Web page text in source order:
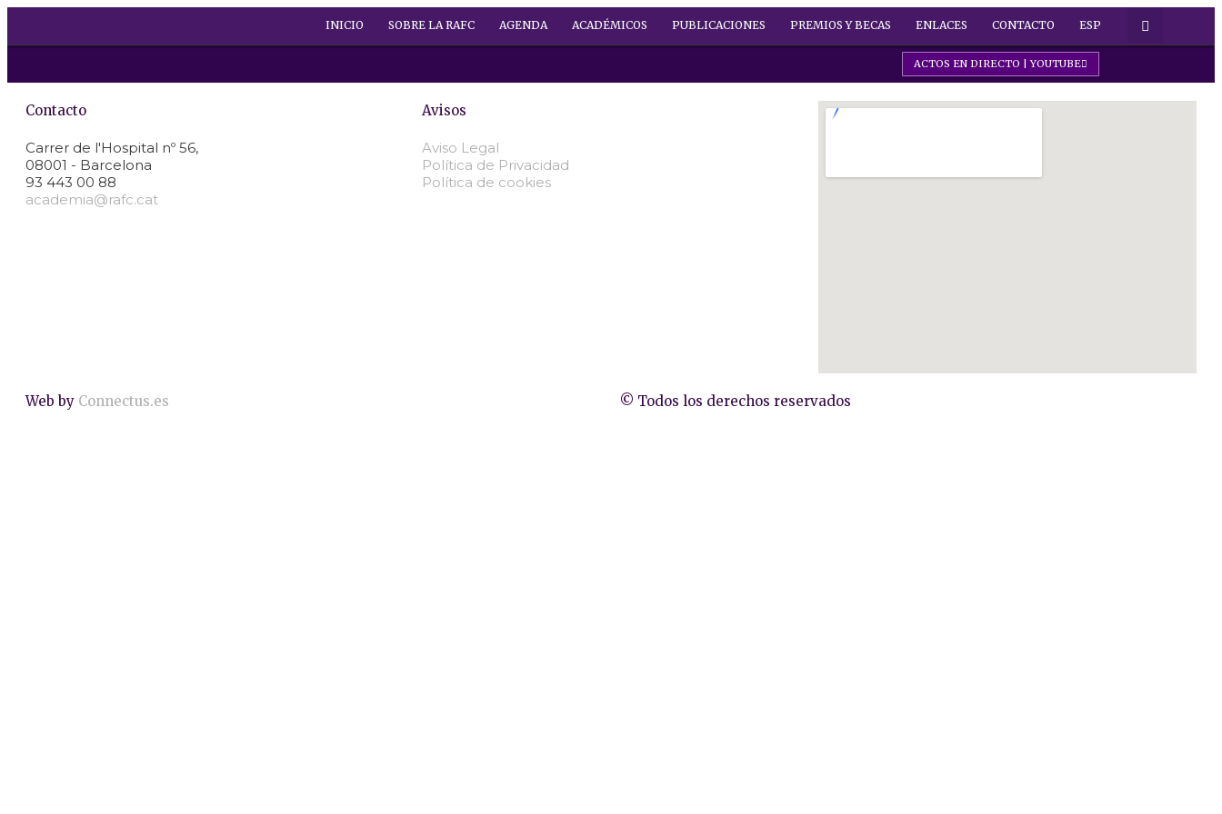
INICIO SOBRE LA RAFC AGENDA ACADÉMICOS PUBLICACIONES PREMIOS Y BECAS ENLACES CONTACTO ESP
ACTOS EN DIRECTO | YOUTUBE
Contacto
Carrer de l'Hospital nº 56,
08001 - Barcelona
93 443 00 88
academia@rafc.cat
Avisos
Aviso Legal
Política de Privacidad
Política de cookies
Web by Connectus.es © Todos los derechos reservados